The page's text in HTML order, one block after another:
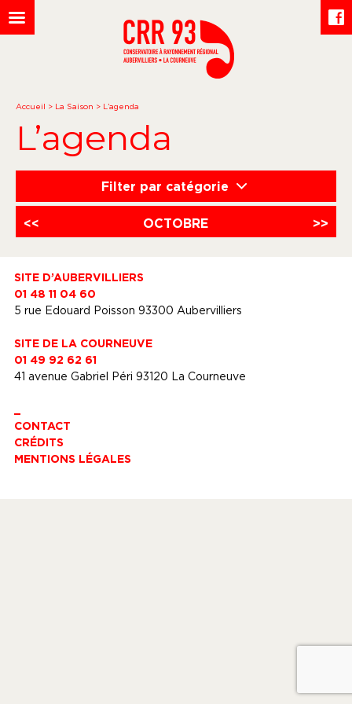
Accueil > La Saison > L’agenda
L’agenda
Filter par catégorie
<< OCTOBRE >>
SITE D’AUBERVILLIERS
01 48 11 04 60
5 rue Edouard Poisson 93300 Aubervilliers
SITE DE LA COURNEUVE
01 49 92 62 61
41 avenue Gabriel Péri 93120 La Courneuve
CONTACT
CRÉDITS
MENTIONS LÉGALES